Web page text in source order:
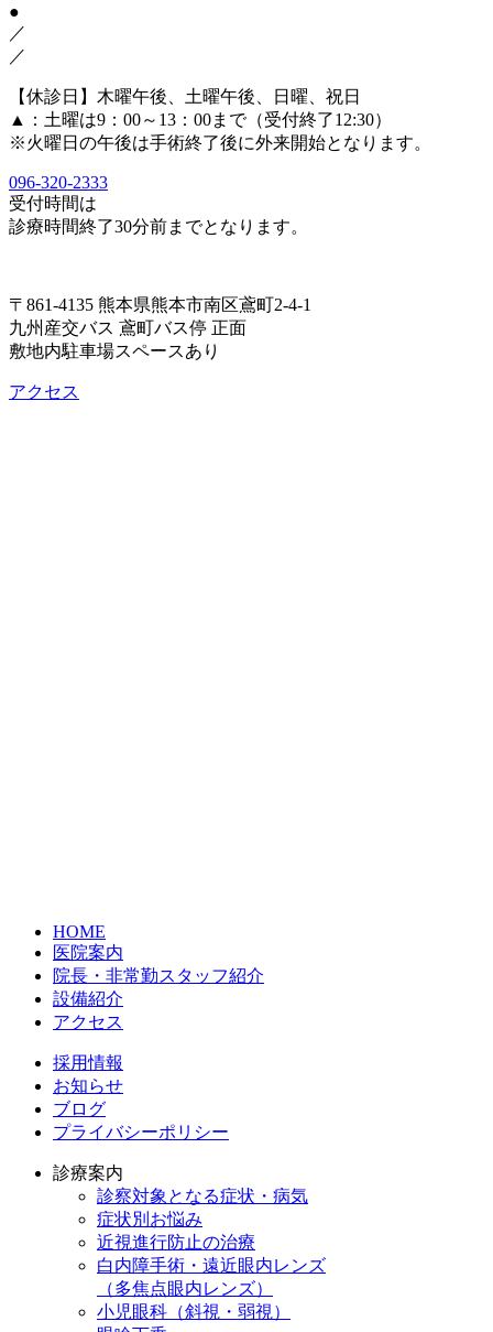
●
／
／
【休診日】木曜午後、土曜午後、日曜、祝日
▲
：土曜は9：00～13：00まで（受付終了12:30）
※火曜日の午後は手術終了後に外来開始となります。
096-320-2333
受付時間は
診療時間終了30分前までとなります。
〒861-4135 熊本県熊本市南区鳶町2-4-1
九州産交バス 鳶町バス停 正面
敷地内駐車場スペースあり
アクセス
HOME
医院案内
院長・非常勤スタッフ紹介
設備紹介
アクセス
採用情報
お知らせ
ブログ
プライバシーポリシー
診療案内
診察対象となる症状・病気
症状別お悩み
近視進行防止の治療
白内障手術・遠近眼内レンズ
（多焦点眼内レンズ）
小児眼科（斜視・弱視）